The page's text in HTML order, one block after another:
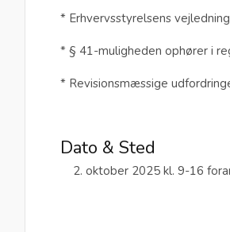
* Erhvervsstyrelsens
* § 41-muligheden ophører i
* Revisionsmæssige
Dato & Sted
oktober 2025 kl. 9-16